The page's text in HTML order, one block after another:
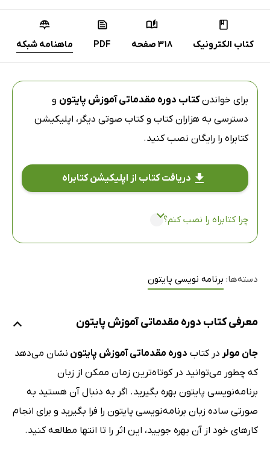
کتاب الکترونیک 318 صفحه PDF ماهنامه شبکه
برای خواندنکتاب دوره مقدماتی آموزش پایتون و
دسترسی به هزاران کتاب و کتاب صوتی دیگر، اپلیکیشن
کتابراه را رایگان نصب کنید.
دریافت کتاب از اپلیکیشن کتابراه
چرا کتابراه را نصب کنم؟
دسته‌ها: برنامه نویسی پایتون
معرفی کتاب دوره مقدماتی آموزش پایتون
جان مولر در کتاب دوره مقدماتی آموزش پایتون نشان می‌دهد
که چطور می‌توانید در کوتاه‌ترین زمان ممکن از زبان
برنامه‌نویسی پایتون بهره بگیرید. اگر به دنبال آن هستید به
صورتی ساده زبان برنامه‌نویسی پایتون را فرا بگیرید و برای انجام
کارهای خود از آن بهره جویید، این اثر را تا انتها مطالعه کنید.